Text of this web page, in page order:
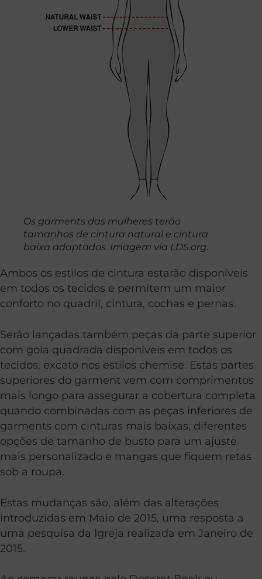
Os garments das mulheres terão
tamanhos de cintura natural e cintura
baixa adaptados. Imagem via LDS.org.
Ambos os estilos de cintura estarão disponíveis
em todos os tecidos e permitem um maior
conforto no quadril, cintura, cochas e pernas.
Serão lançadas também peças da parte superior
com gola quadrada disponíveis em todos os
tecidos, exceto nos estilos chemise. Estas partes
superiores do garment vem com comprimentos
mais longo para assegurar a cobertura completa
quando combinadas com as peças inferiores de
garments com cinturas mais baixas, diferentes
opções de tamanho de busto para um ajuste
mais personalizado e mangas que fiquem retas
sob a roupa.
Estas mudanças são, além das alterações
introduzidas em Maio de 2015, uma resposta a
uma pesquisa da Igreja realizada em Janeiro de
2015.